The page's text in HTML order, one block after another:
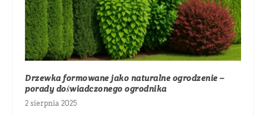
Drzewka formowane jako naturalne ogrodzenie –
porady doświadczonego ogrodnika
2 sierpnia 2025